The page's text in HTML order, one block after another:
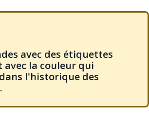
avec des étiquettes
la couleur qui
l'historique des